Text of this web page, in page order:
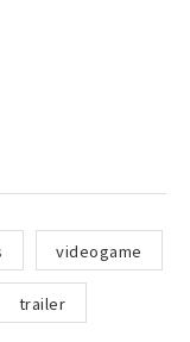
videogame
trailer